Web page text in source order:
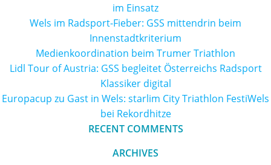
im Einsatz
Wels im Radsport-Fieber: GSS mittendrin beim
Innenstadtkriterium
Medienkoordination beim Trumer Triathlon
Lidl Tour of Austria: GSS begleitet Österreichs Radsport
Klassiker digital
Europacup zu Gast in Wels: starlim City Triathlon FestiWels
bei Rekordhitze
RECENT COMMENTS
ARCHIVES